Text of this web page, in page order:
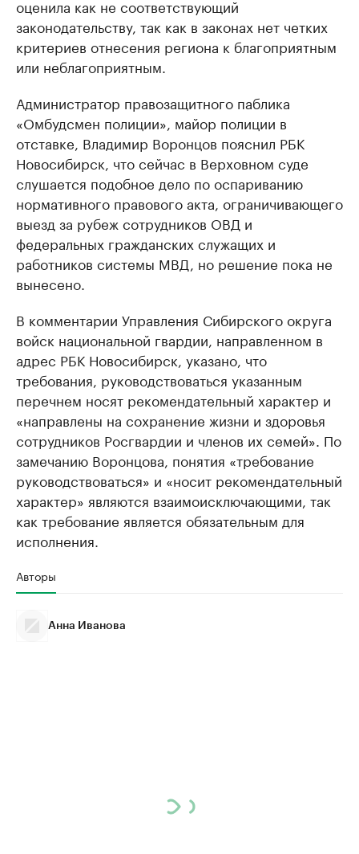
оценила как не соответствующий
законодательству, так как в законах нет четких
критериев отнесения региона к благоприятным
или неблагоприятным.
Администратор правозащитного паблика
«Омбудсмен полиции», майор полиции в
отставке, Владимир Воронцов пояснил РБК
Новосибирск, что сейчас в Верховном суде
слушается подобное дело по оспариванию
нормативного правового акта, ограничивающего
выезд за рубеж сотрудников ОВД и
федеральных гражданских служащих и
работников системы МВД, но решение пока не
вынесено.
В комментарии Управления Сибирского округа
войск национальной гвардии, направленном в
адрес РБК Новосибирск, указано, что
требования, руководствоваться указанным
перечнем носят рекомендательный характер и
«направлены на сохранение жизни и здоровья
сотрудников Росгвардии и членов их семей». По
замечанию Воронцова, понятия «требование
руководствоваться» и «носит рекомендательный
характер» являются взаимоисключающими, так
как требование является обязательным для
исполнения.
Авторы
Анна Иванова